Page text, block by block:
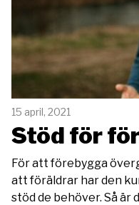
15 april, 2021
Stöd för
För att förebygga
att föräldrar har den
stöd de behöver. Så är